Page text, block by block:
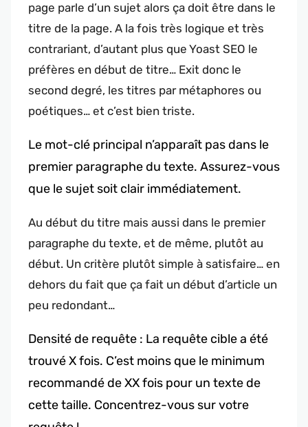
page parle d’un sujet alors ça doit être dans le
titre de la page. A la fois très logique et très
contrariant, d’autant plus que Yoast SEO le
préfères en début de titre… Exit donc le
second degré, les titres par métaphores ou
poétiques… et c’est bien triste.
Le mot-clé principal n’apparaît pas dans le
premier paragraphe du texte. Assurez-vous
que le sujet soit clair immédiatement.
Au début du titre mais aussi dans le premier
paragraphe du texte, et de même, plutôt au
début. Un critère plutôt simple à satisfaire… en
dehors du fait que ça fait un début d’article un
peu redondant…
Densité de requête : La requête cible a été
trouvé X fois. C’est moins que le minimum
recommandé de XX fois pour un texte de
cette taille. Concentrez-vous sur votre